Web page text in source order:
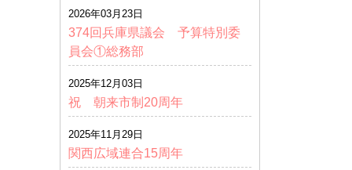
2026年03月23日
374回兵庫県議会 予算特別委
員会①総務部
2025年12月03日
祝 朝来市制20周年
2025年11月29日
関西広域連合15周年